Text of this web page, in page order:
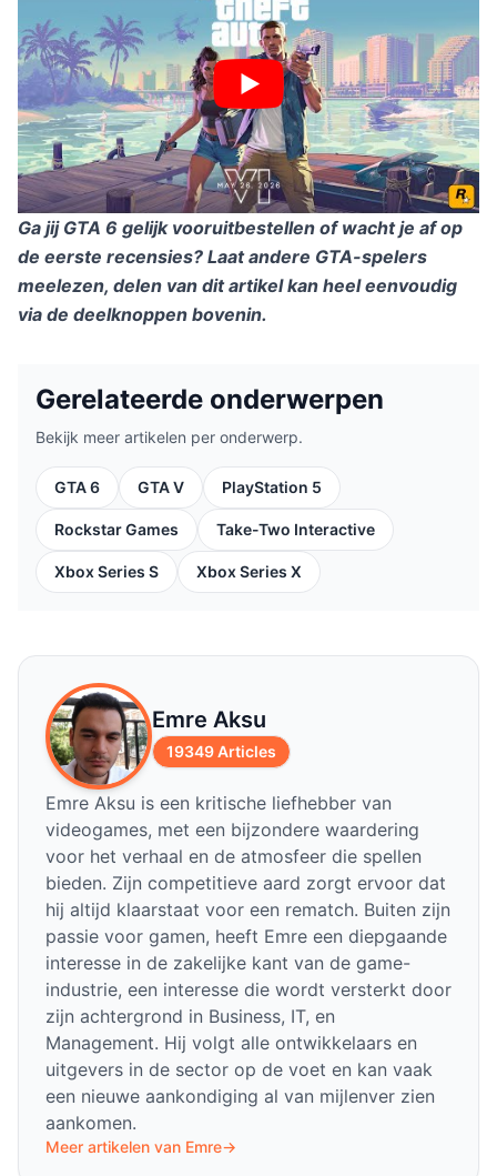
Ga jij GTA 6 gelijk vooruitbestellen of wacht je af op
de eerste recensies? Laat andere GTA-spelers
meelezen, delen van dit artikel kan heel eenvoudig
via de deelknoppen bovenin.
Gerelateerde onderwerpen
Bekijk meer artikelen per onderwerp.
GTA 6 GTA V PlayStation 5
Rockstar Games Take-Two Interactive
Xbox Series S Xbox Series X
Emre Aksu
19349 Articles
Emre Aksu is een kritische liefhebber van
videogames, met een bijzondere waardering
voor het verhaal en de atmosfeer die spellen
bieden. Zijn competitieve aard zorgt ervoor dat
hij altijd klaarstaat voor een rematch. Buiten zijn
passie voor gamen, heeft Emre een diepgaande
interesse in de zakelijke kant van de game-
industrie, een interesse die wordt versterkt door
zijn achtergrond in Business, IT, en
Management. Hij volgt alle ontwikkelaars en
uitgevers in de sector op de voet en kan vaak
een nieuwe aankondiging al van mijlenver zien
aankomen.
Meer artikelen van Emre→